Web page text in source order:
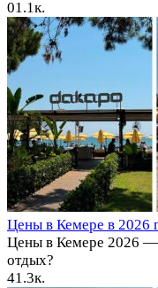
01.1к.
Цены в Кемере в 2026
Цены в Кемере 2026 —
отдых?
41.3к.